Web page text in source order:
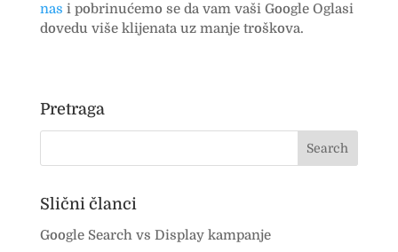
nas i pobrinućemo se da vam vaši Google Oglasi
dovedu više klijenata uz manje troškova.
Pretraga
Slični članci
Google Search vs Display kampanje